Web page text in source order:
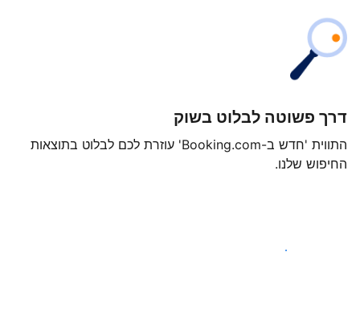
דרך פשוטה לבלוט בשוק
התווית 'חדש ב-Booking.com' עוזרת לכם לבלוט בתוצאות
החיפוש שלנו.
צאו לדרך עוד היום